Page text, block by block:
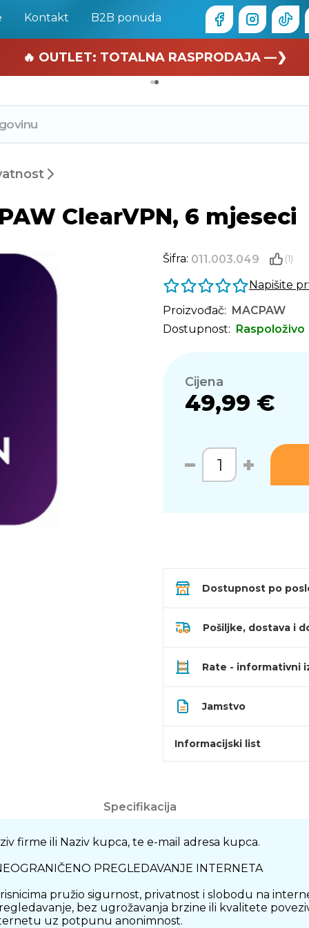
Kontakt B2B ponuda
🏄 Zaslužuješ odmor —❯
🔥 OUTLET: TOTALNA RASPRODAJA —❯
ClearVPN, 6 mjeseci
Šifra: 011.003.049 (1)
Napišite
Proizvođač: MACPAW
Dostupnost: Raspoloživo
Cijena
49,99 €
Dostupnost po
Pošiljke, dostava i
Rate - informativni
Jamstvo
Informacijski list
Specifikacija
firme ili Naziv kupca, te e-mail adresa kupca.
PREGLEDAVANJE INTERNETA
pružio sigurnost, privatnost i slobodu na
bez ugrožavanja brzine ili kvalitete
uz potpunu anonimnost.